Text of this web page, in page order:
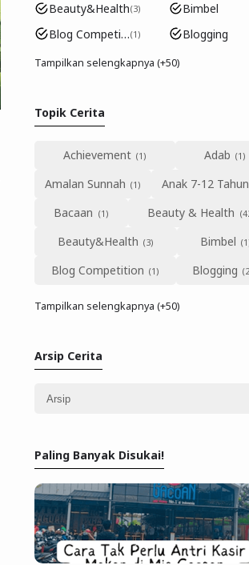
Beauty&Health 3 Bimbel
Blog Competition 1 Blogging
Tampilkan selengkapnya (+50)
Topik Cerita
Achievement
Adab
Amalan Sunnah
Anak 7-12 Tahun
Bacaan
Beauty & Health
Beauty&Health
Bimbel
Blog Competition
Blogging
Tampilkan selengkapnya (+50)
Arsip Cerita
Paling Banyak Disukai!